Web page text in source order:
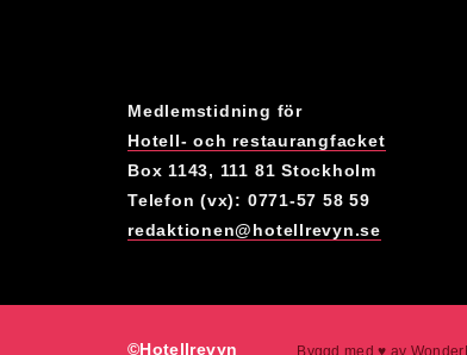
Medlemstidning för
Hotell- och restaurangfacket
Box 1143, 111 81 Stockholm
Telefon (vx): 0771-57 58 59
redaktionen@hotellrevyn.se
©Hotellrevyn